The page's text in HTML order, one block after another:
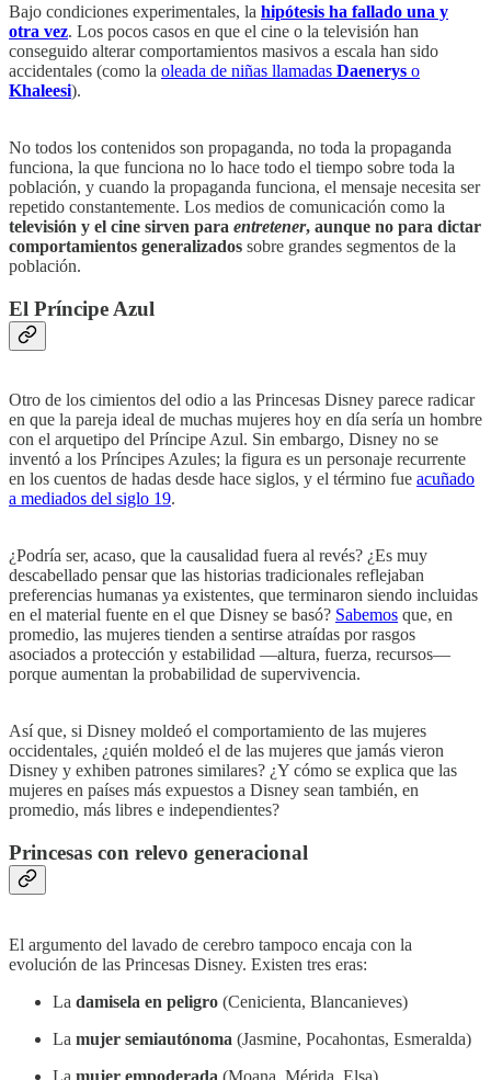
Bajo condiciones experimentales, la hipótesis ha fallado una y
otra vez. Los pocos casos en que el cine o la televisión han
conseguido alterar comportamientos masivos a escala han sido
accidentales (como la oleada de niñas llamadas Daenerys o
Khaleesi).
No todos los contenidos son propaganda, no toda la propaganda
funciona, la que funciona no lo hace todo el tiempo sobre toda la
población, y cuando la propaganda funciona, el mensaje necesita ser
repetido constantemente. Los medios de comunicación como la
televisión y el cine sirven para entretener, aunque no para dictar
comportamientos generalizados sobre grandes segmentos de la
población.
El Príncipe Azul
Otro de los cimientos del odio a las Princesas Disney parece radicar
en que la pareja ideal de muchas mujeres hoy en día sería un hombre
con el arquetipo del Príncipe Azul. Sin embargo, Disney no se
inventó a los Príncipes Azules; la figura es un personaje recurrente
en los cuentos de hadas desde hace siglos, y el término fue acuñado
a mediados del siglo 19.
¿Podría ser, acaso, que la causalidad fuera al revés? ¿Es muy
descabellado pensar que las historias tradicionales reflejaban
preferencias humanas ya existentes, que terminaron siendo incluidas
en el material fuente en el que Disney se basó? Sabemos que, en
promedio, las mujeres tienden a sentirse atraídas por rasgos
asociados a protección y estabilidad —altura, fuerza, recursos—
porque aumentan la probabilidad de supervivencia.
Así que, si Disney moldeó el comportamiento de las mujeres
occidentales, ¿quién moldeó el de las mujeres que jamás vieron
Disney y exhiben patrones similares? ¿Y cómo se explica que las
mujeres en países más expuestos a Disney sean también, en
promedio, más libres e independientes?
Princesas con relevo generacional
El argumento del lavado de cerebro tampoco encaja con la
evolución de las Princesas Disney. Existen tres eras:
La damisela en peligro (Cenicienta, Blancanieves)
La mujer semiautónoma (Jasmine, Pocahontas, Esmeralda)
La mujer empoderada (Moana, Mérida, Elsa)